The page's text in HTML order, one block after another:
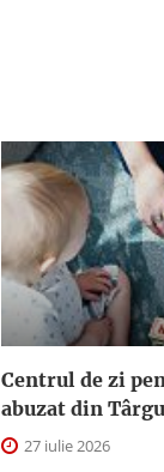
Centrul de zi
abuzat din
27 iulie 2026